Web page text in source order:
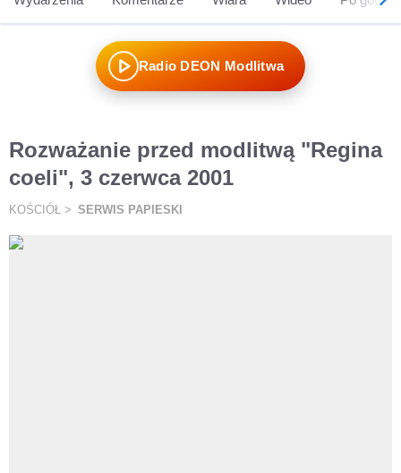
Radio DEON Modlitwa
Rozważanie przed modlitwą "Regina
coeli", 3 czerwca 2001
KOŚCIÓŁ SERWIS PAPIESKI